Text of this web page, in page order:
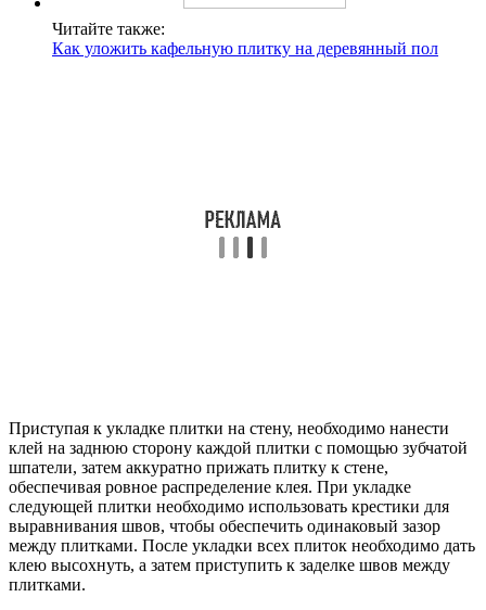
Читайте также:
Как уложить кафельную плитку на деревянный пол
Приступая к укладке плитки на стену, необходимо нанести
клей на заднюю сторону каждой плитки с помощью зубчатой
шпатели, затем аккуратно прижать плитку к стене,
обеспечивая ровное распределение клея. При укладке
следующей плитки необходимо использовать крестики для
выравнивания швов, чтобы обеспечить одинаковый зазор
между плитками. После укладки всех плиток необходимо дать
клею высохнуть, а затем приступить к заделке швов между
плитками.